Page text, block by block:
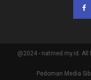
@2024 - natmed.my.id.
Pedoman Media